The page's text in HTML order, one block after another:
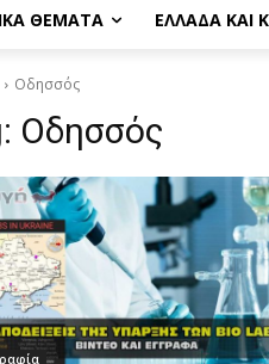
ΘΕΜΑΤΑ ΕΛΛΑΔΑ ΚΑΙ
Οδησσός
Οδησσός